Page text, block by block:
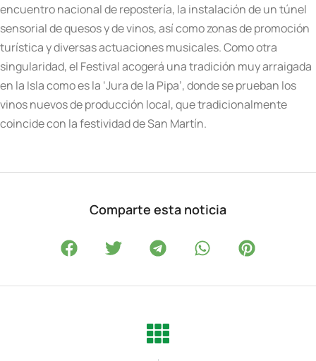
encuentro nacional de repostería, la instalación de un túnel
sensorial de quesos y de vinos, así como zonas de promoción
turística y diversas actuaciones musicales. Como otra
singularidad, el Festival acogerá una tradición muy arraigada
en la Isla como es la ‘Jura de la Pipa’, donde se prueban los
vinos nuevos de producción local, que tradicionalmente
coincide con la festividad de San Martín.
Comparte esta noticia